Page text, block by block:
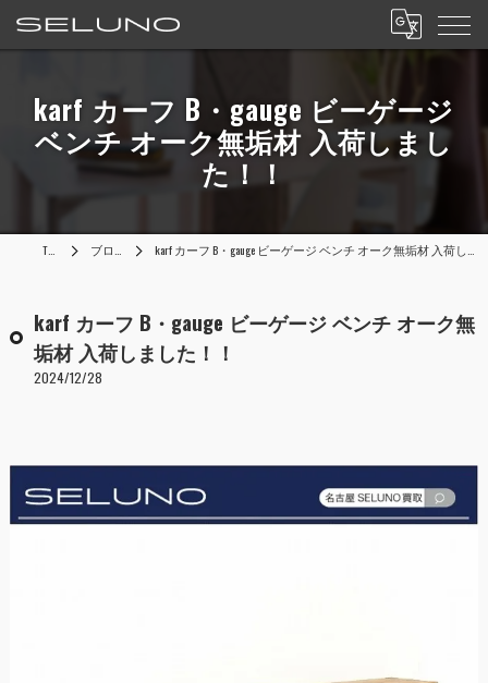
karf カーフ B・gauge ビーゲージ
ベンチ オーク無垢材 入荷しまし
た！！
TOP ブログ karf カーフ B・gauge ビーゲージ ベンチ オーク無垢材 入荷しました！！
karf カーフ B・gauge ビーゲージ ベンチ オーク無
垢材 入荷しました！！
2024/12/28